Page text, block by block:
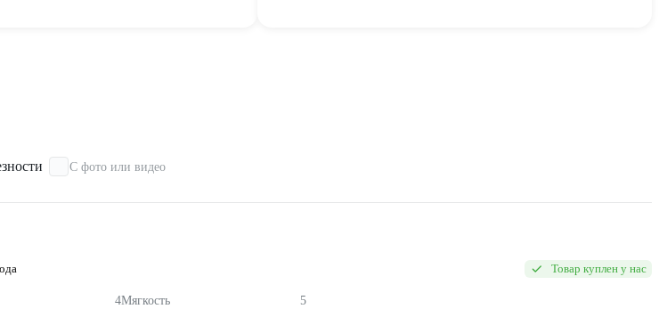
С фото или видео
Товар куплен у нас
4Мягкость 5